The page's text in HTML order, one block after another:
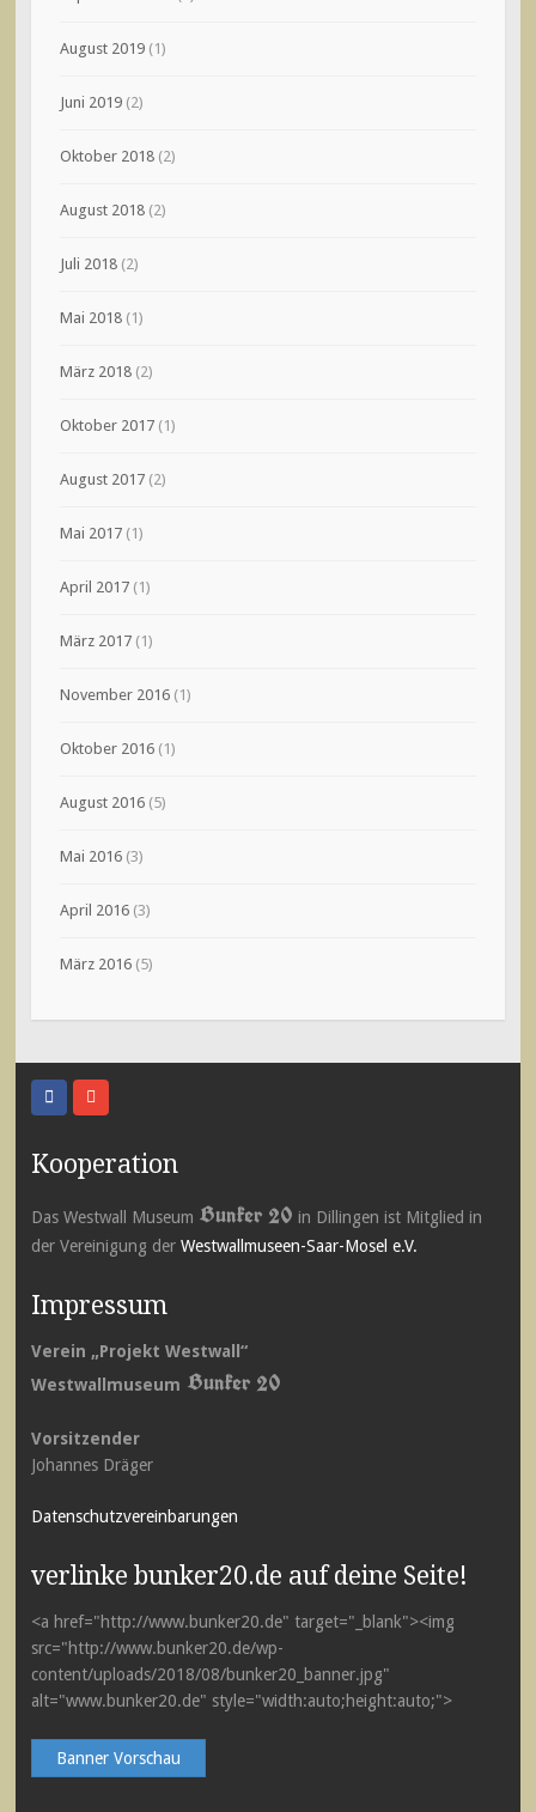
August 2019(1)
Juni 2019(2)
Oktober 2018(2)
August 2018(2)
Juli 2018(2)
Mai 2018(1)
März 2018(2)
Oktober 2017(1)
August 2017(2)
Mai 2017(1)
April 2017(1)
März 2017(1)
November 2016(1)
Oktober 2016(1)
August 2016(5)
Mai 2016(3)
April 2016(3)
März 2016(5)
Kooperation
Das Westwall Museum Bunker 20 in Dillingen ist Mitglied in
der Vereinigung der Westwallmuseen-Saar-Mosel e.V.
Impressum
Verein „Projekt Westwall“
Westwallmuseum Bunker 20
Vorsitzender
Johannes Dräger
Datenschutzvereinbarungen
verlinke bunker20.de auf deine Seite!
<a href="http://www.bunker20.de" target="_blank"><img
src="http://www.bunker20.de/wp-
content/uploads/2018/08/bunker20_banner.jpg"
alt="www.bunker20.de" style="width:auto;height:auto;">
Banner Vorschau